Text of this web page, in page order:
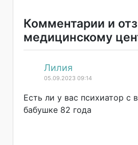
Комментарии и
медицинскому
Лилия
05.09.2023 09:14
Есть ли у вас психиатор с
бабушке 82 года